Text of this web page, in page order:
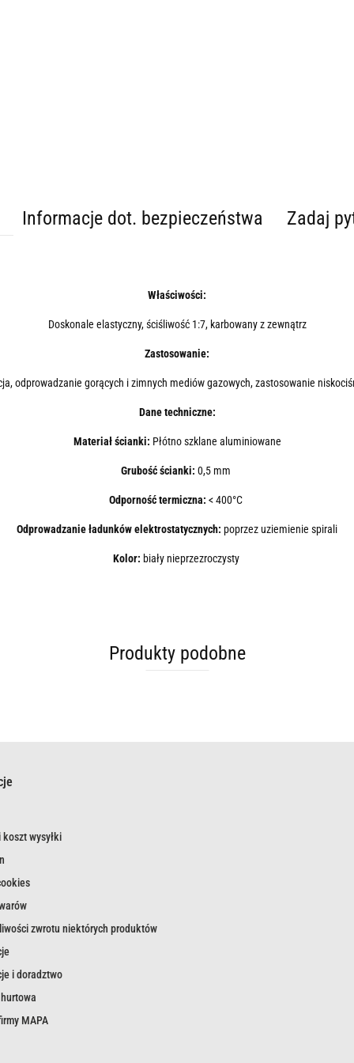
Informacje dot. bezpieczeństwa Zadaj
Właściwości:
Doskonale elastyczny, ściśliwość 1:7, karbowany z zewnątrz
Zastosowanie:
odprowadzanie gorących i zimnych mediów gazowych, zastosowanie
Dane techniczne:
Materiał ścianki: Płótno szklane aluminiowane
Grubość ścianki: 0,5 mm
Odporność termiczna: < 400°C
Odprowadzanie ładunków elektrostatycznych: poprzez uziemienie spirali
Kolor: biały nieprzezroczysty
Produkty podobne
wysyłki
zwrotu niektórych produktów
i doradztwo
MAPA